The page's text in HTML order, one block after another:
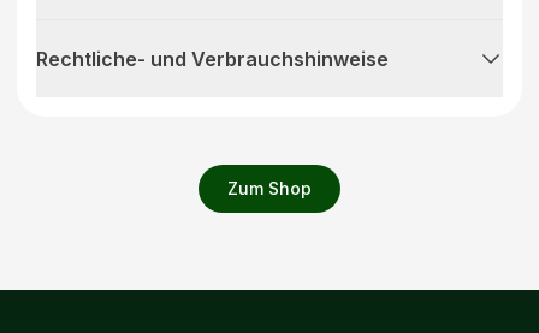
Zum Shop
Rechtliche- und Verbrauchshinweise